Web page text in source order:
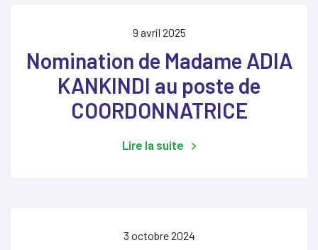
9 avril 2025
Nomination de Madame ADIA
KANKINDI au poste de
COORDONNATRICE
Lire la suite
3 octobre 2024